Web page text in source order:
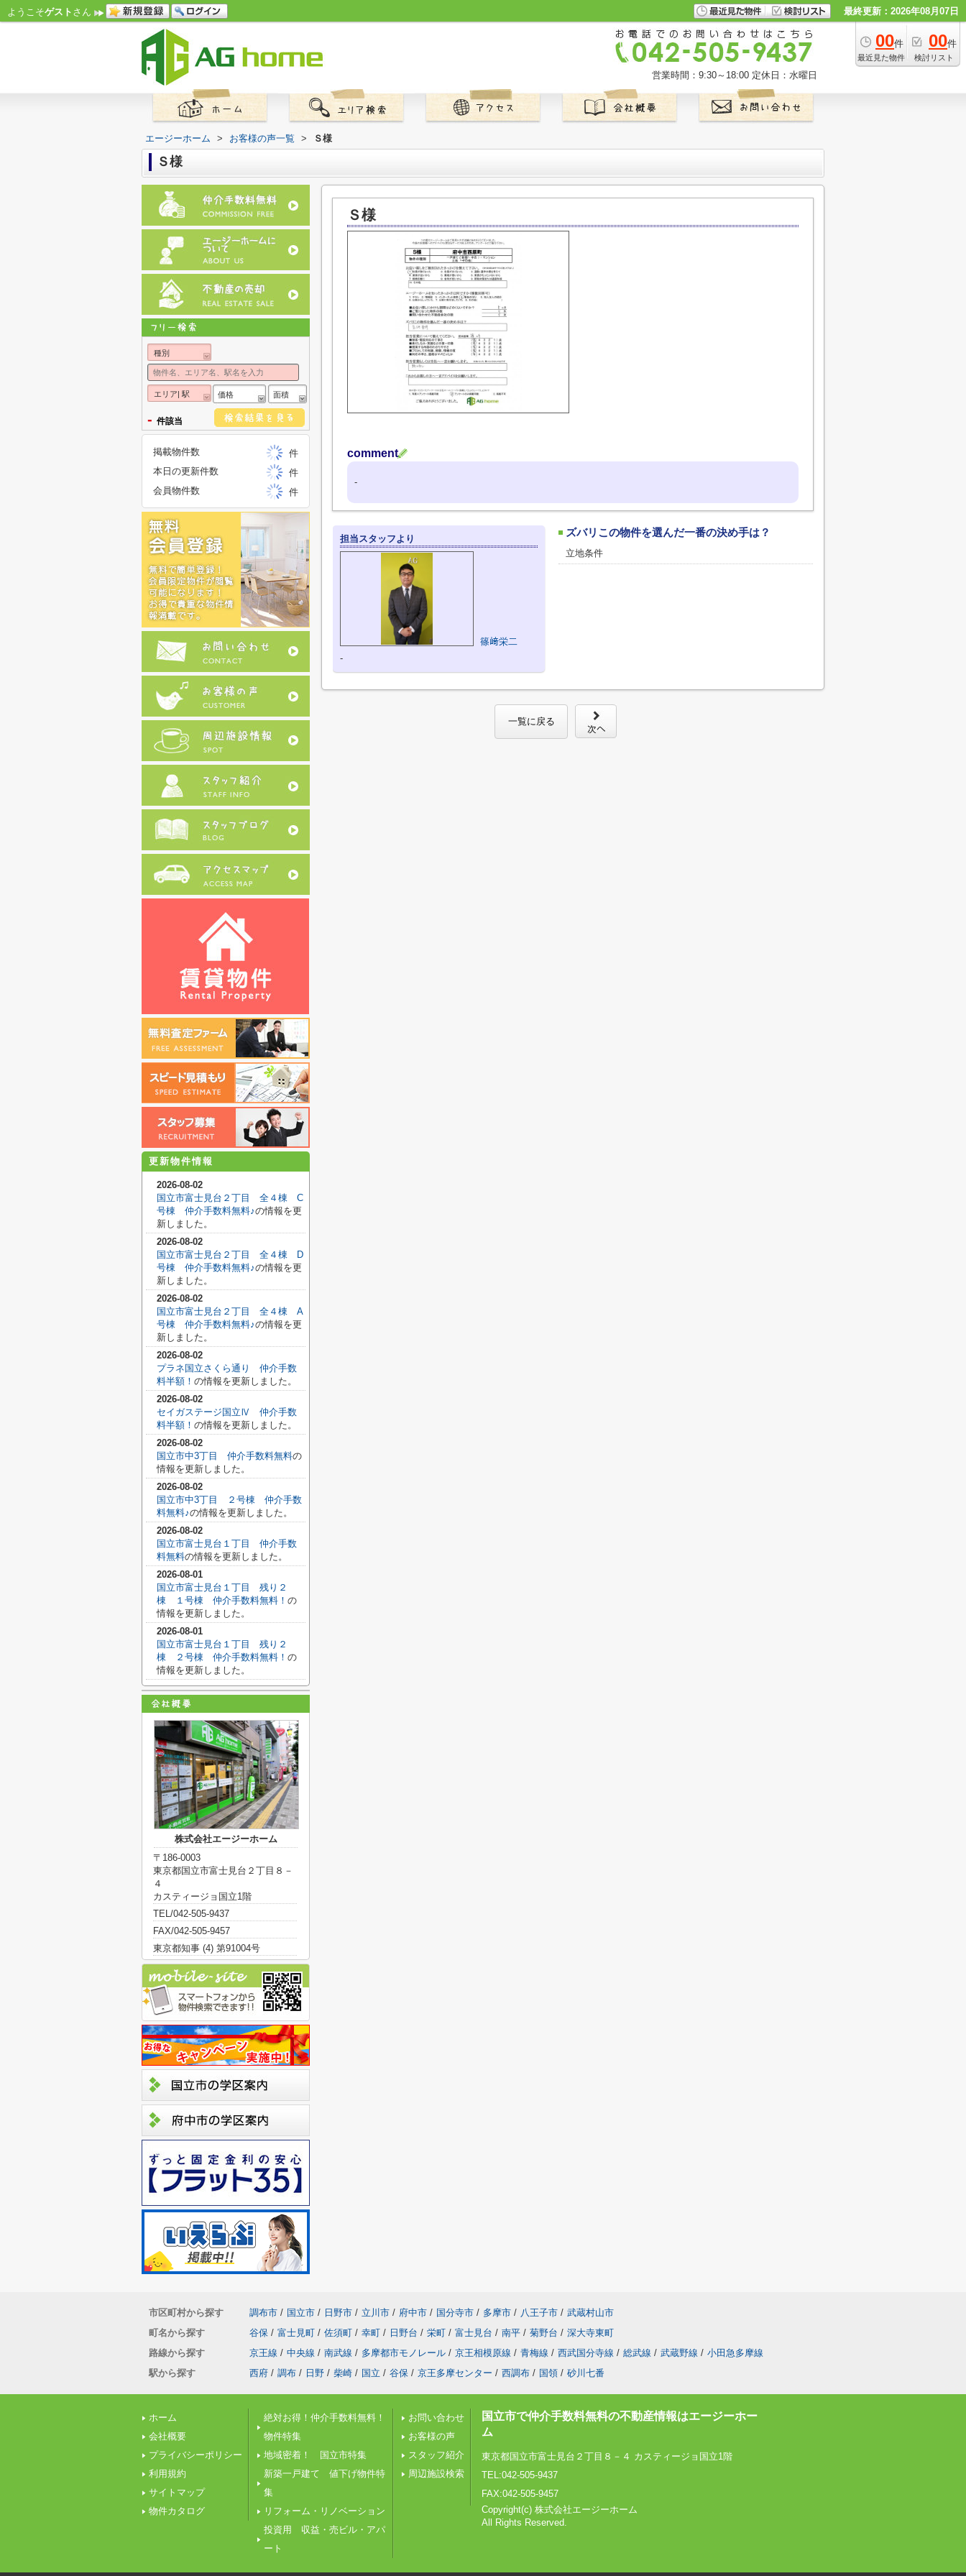
ようこそゲスト さん 最終更新：2026年08月07日
00件
最近見た物件
00件
検討リスト
営業時間：9:30～18:00 定休日：水曜日
エージーホーム > お客様の声一覧 > Ｓ様
Ｓ様
Ｓ様
comment
-
担当スタッフより
篠﨑栄二
-
ズバリこの物件を選んだ一番の決め手は？
立地条件
一覧に戻る
種別
エリア| 駅 価格 面積
- 件該当
掲載物件数
件
本日の更新件数
件
会員物件数
件
更新物件情報
2026-08-02
国立市富士見台２丁目 全４棟 C
号棟 仲介手数料無料♪の情報を更
新しました。
2026-08-02
国立市富士見台２丁目 全４棟 D
号棟 仲介手数料無料♪の情報を更
新しました。
2026-08-02
国立市富士見台２丁目 全４棟 A
号棟 仲介手数料無料♪の情報を更
新しました。
2026-08-02
プラネ国立さくら通り 仲介手数
料半額！ の情報を更新しました。
2026-08-02
セイガステージ国立Ⅳ 仲介手数
料半額！ の情報を更新しました。
2026-08-02
国立市中3丁目 仲介手数料無料の
情報を更新しました。
2026-08-02
国立市中3丁目 ２号棟 仲介手数
料無料♪の情報を更新しました。
2026-08-02
国立市富士見台１丁目 仲介手数
料無料の情報を更新しました。
2026-08-01
国立市富士見台１丁目 残り２
棟 １号棟 仲介手数料無料！ の
情報を更新しました。
2026-08-01
国立市富士見台１丁目 残り２
棟 ２号棟 仲介手数料無料！ の
情報を更新しました。
株式会社エージーホーム
〒186-0003
東京都国立市富士見台２丁目８－
４
カスティージョ国立1階
TEL/042-505-9437
FAX/042-505-9457
東京都知事 (4) 第91004号
市区町村から探す 調布市 / 国立市 / 日野市 / 立川市 / 府中市 / 国分寺市 / 多摩市 / 八王子市 / 武蔵村山市
町名から探す
谷保 / 富士見町 / 佐須町 / 幸町 / 日野台 / 栄町 / 富士見台 / 南平 / 菊野台 / 深大寺東町
路線から探す
京王線 / 中央線 / 南武線 / 多摩都市モノレール / 京王相模原線 / 青梅線 / 西武国分寺線 / 総武線 / 武蔵野線 / 小田急多摩線
駅から探す
西府 / 調布 / 日野 / 柴崎 / 国立 / 谷保 / 京王多摩センター / 西調布 / 国領 / 砂川七番
ホーム
会社概要
プライバシーポリシー
利用規約
サイトマップ
物件カタログ
絶対お得！仲介手数料無料！
物件特集
地域密着！ 国立市特集
新築一戸建て 値下げ物件特
集
リフォーム・リノベーション
投資用 収益・売ビル・アパ
ート
お問い合わせ
お客様の声
スタッフ紹介
周辺施設検索
国立市で仲介手数料無料の不動産情報はエージーホー
ム
東京都国立市富士見台２丁目８－４ カスティージョ国立1階
TEL:042-505-9437
FAX:042-505-9457
Copyright(c) 株式会社エージーホーム
All Rights Reserved.